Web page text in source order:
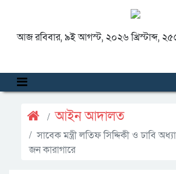
আজ রবিবার, ৯ই আগস্ট, ২০২৬ খ্রিস্টাব্দ,
আইন আদালত
সাবেক মন্ত্রী লতিফ সিদ্দিকী ও ঢাবি
জন কারাগারে